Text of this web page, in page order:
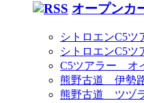
オープンカ
シトロエンC5
シトロエンC5
C5ツアラー オ
熊野古道 伊勢
熊野古道 ツヅ